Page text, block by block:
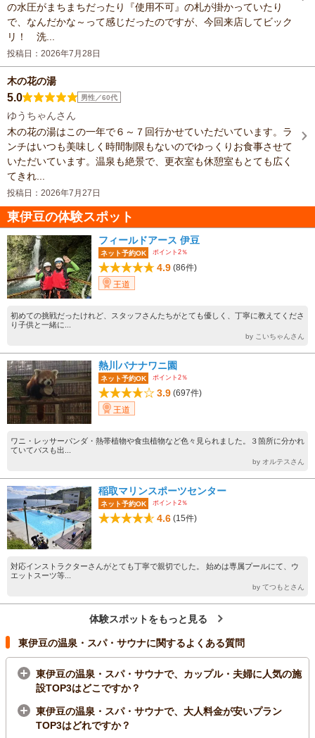
の水圧がまちまちだったり『使用不可』の札が掛かっていたり
で、なんだかな～って感じだったのですが、今回来店してビック
リ！ 洗...
投稿日：2026年7月28日
木の花の湯
5.0 男性／60代
ゆうちゃんさん
木の花の湯はこの一年で６～７回行かせていただいています。ラ
ンチはいつも美味しく時間制限もないのでゆっくりお食事させて
いただいています。温泉も絶景で、更衣室も休憩室もとても広く
てきれ...
投稿日：2026年7月27日
東伊豆の体験スポット
フィールドアース 伊豆
ネット予約OK ポイント2％
4.9 (86件)
王道
初めての挑戦だったけれど、スタッフさんたちがとても優しく、丁寧に教えてくださ
り子供と一緒に...
by こいちゃんさん
熱川バナナワニ園
ネット予約OK ポイント2％
3.9 (697件)
王道
ワニ・レッサーパンダ・熱帯植物や食虫植物など色々見られました。３箇所に分かれ
ていてバスも出...
by オルテスさん
稲取マリンスポーツセンター
ネット予約OK ポイント2％
4.6 (15件)
対応インストラクターさんがとても丁寧で親切でした。 始めは専属プールにて、ウ
エットスーツ等...
by てつもとさん
体験スポットをもっと見る
東伊豆の温泉・スパ・サウナに関するよくある質問
東伊豆の温泉・スパ・サウナで、カップル・夫婦に人気の施
設TOP3はどこですか？
東伊豆の温泉・スパ・サウナで、大人料金が安いプラン
TOP3はどれですか？